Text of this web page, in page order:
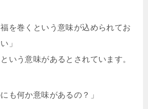
を巻くという意味が込められてお
」
いう意味があるとされています。
も何か意味があるの？」